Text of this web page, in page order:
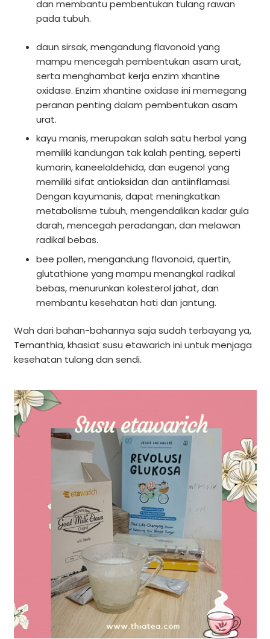
dan membantu pembentukan tulang rawan
pada tubuh.
daun sirsak, mengandung flavonoid yang
mampu mencegah pembentukan asam urat,
serta menghambat kerja enzim xhantine
oxidase. Enzim xhantine oxidase ini memegang
peranan penting dalam pembentukan asam
urat.
kayu manis, merupakan salah satu herbal yang
memiliki kandungan tak kalah penting, seperti
kumarin, kaneelaldehida, dan eugenol yang
memiliki sifat antioksidan dan antiinflamasi.
Dengan kayumanis, dapat meningkatkan
metabolisme tubuh, mengendalikan kadar gula
darah, mencegah peradangan, dan melawan
radikal bebas.
bee pollen, mengandung flavonoid, quertin,
glutathione yang mampu menangkal radikal
bebas, menurunkan kolesterol jahat, dan
membantu kesehatan hati dan jantung.
Wah dari bahan-bahannya saja sudah terbayang ya,
Temanthia, khasiat susu etawarich ini untuk menjaga
kesehatan tulang dan sendi.